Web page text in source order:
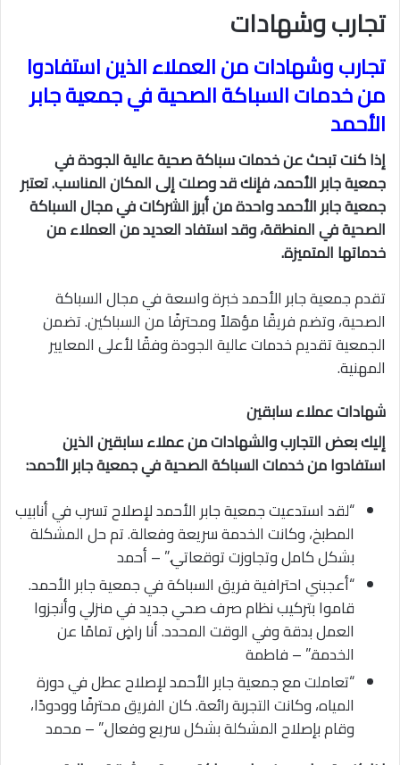
تجارب وشهادات
تجارب وشهادات من العملاء الذين استفادوا
من خدمات السباكة الصحية في جمعية جابر
الأحمد
إذا كنت تبحث عن خدمات سباكة صحية عالية الجودة في
جمعية جابر الأحمد، فإنك قد وصلت إلى المكان المناسب. تعتبر
جمعية جابر الأحمد واحدة من أبرز الشركات في مجال السباكة
الصحية في المنطقة، وقد استفاد العديد من العملاء من
خدماتها المتميزة.
تقدم جمعية جابر الأحمد خبرة واسعة في مجال السباكة
الصحية، وتضم فريقًا مؤهلاً ومحترفًا من السباكين. تضمن
الجمعية تقديم خدمات عالية الجودة وفقًا لأعلى المعايير
المهنية.
شهادات عملاء سابقين
إليك بعض التجارب والشهادات من عملاء سابقين الذين
استفادوا من خدمات السباكة الصحية في جمعية جابر الأحمد:
“لقد استدعيت جمعية جابر الأحمد لإصلاح تسرب في أنابيب
المطبخ، وكانت الخدمة سريعة وفعالة. تم حل المشكلة
بشكل كامل وتجاوزت توقعاتي.” – أحمد
“أعجبني احترافية فريق السباكة في جمعية جابر الأحمد.
قاموا بتركيب نظام صرف صحي جديد في منزلي وأنجزوا
العمل بدقة وفي الوقت المحدد. أنا راضٍ تمامًا عن
الخدمة.” – فاطمة
“تعاملت مع جمعية جابر الأحمد لإصلاح عطل في دورة
المياه، وكانت التجربة رائعة. كان الفريق محترفًا وودودًا،
وقام بإصلاح المشكلة بشكل سريع وفعال.” – محمد